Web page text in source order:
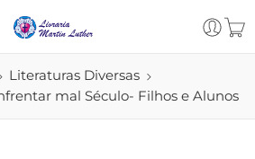
Literaturas Diversas
mal Século- Filhos e Alunos